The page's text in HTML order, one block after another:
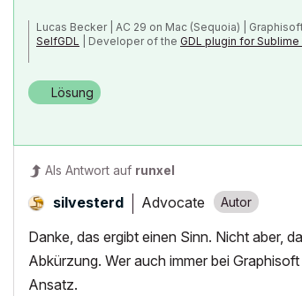
Lucas Becker | AC 29 on Mac (Sequoia) |
SelfGDL | Developer of the GDL plugin for
POSIWID – The Purpose Of a System Is What It
Lösung
Als Antwort auf runxel
silvesterd Advocate
Danke, das ergibt einen Sinn. Nicht aber,
Abkürzung. Wer auch immer bei
Ansatz.